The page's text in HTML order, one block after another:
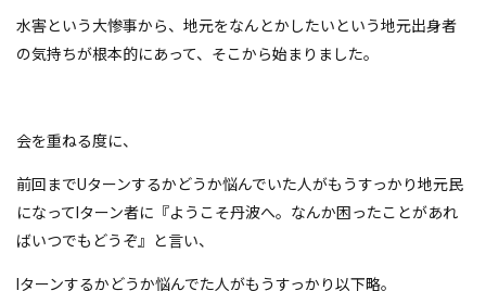
水害という大惨事から、地元をなんとかしたいという地元出身者
の気持ちが根本的にあって、そこから始まりました。
会を重ねる度に、
前回までUターンするかどうか悩んでいた人がもうすっかり地元民
になってIターン者に『ようこそ丹波へ。なんか困ったことがあれ
ばいつでもどうぞ』と言い、
Iターンするかどうか悩んでた人がもうすっかり以下略。